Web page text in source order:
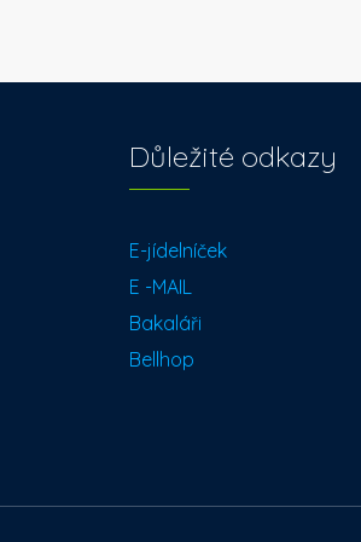
Důležité odkazy
E-jídelníček
E -MAIL
Bakaláři
Bellhop